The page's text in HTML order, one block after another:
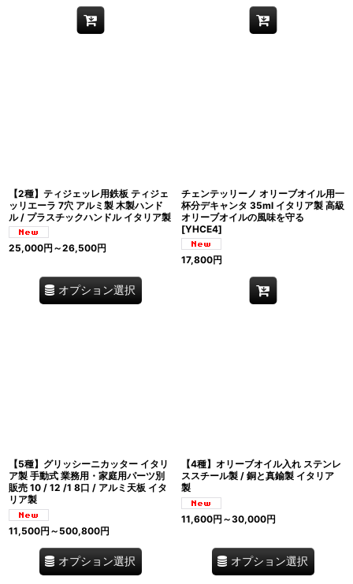
【2種】ティジェッレ用鉄板 ティジェ
ッリエーラ 7穴 アルミ製 木製ハンド
ル / プラスチックハンドル イタリア製
25,000円 ～26,500円
オプション選択
チェンテッリーノ オリーブオイル用一
杯分デキャンタ 35ml イタリア製 高級
オリーブオイルの風味を守る
[YHCE4]
17,800円
【5種】グリッシーニカッター イタリ
ア製 手動式 業務用・家庭用パーツ別
販売 10 / 12 /1 8口 / アルミ天板 イタ
リア製
11,500円 ～500,800円
オプション選択
【4種】オリーブオイル入れ ステンレ
ススチール製 / 銅と真鍮製 イタリア
製
11,600円 ～30,000円
オプション選択